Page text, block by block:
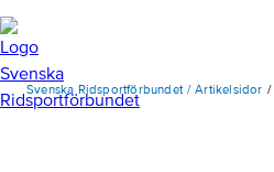
Svenska Ridsportförbundet Artikelsidor